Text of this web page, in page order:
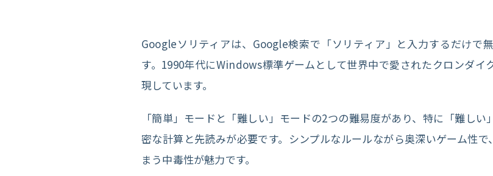
Googleソリティアは、Google検索で「ソリティア」と入力するだけで
す。1990年代にWindows標準ゲームとして世界中で愛されたクロンダ
現しています。
「簡単」モードと「難しい」モードの2つの難易度があり、特に「難し
密な計算と先読みが必要です。シンプルなルールながら奥深いゲーム性
まう中毒性が魅力です。